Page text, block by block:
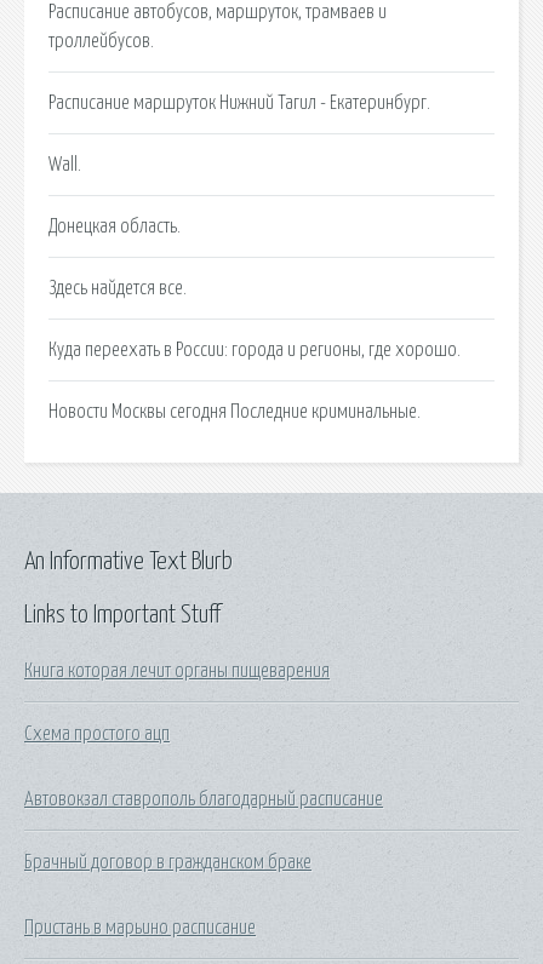
Расписание автобусов, маршруток, трамваев и
троллейбусов.
Расписание маршруток Нижний Тагил - Екатеринбург.
Wall.
Донецкая область.
Здесь найдется все.
Куда переехать в России: города и регионы, где хорошо.
Новости Москвы сегодня Последние криминальные.
Links to Important Stuff
Книга которая лечит органы пищеварения
Схема простого ацп
Автовокзал ставрополь благодарный расписание
Брачный договор в гражданском браке
Пристань в марьино расписание
An Informative Text Blurb